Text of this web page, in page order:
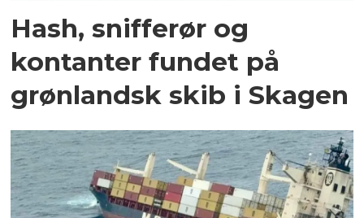
Hash, snifferør og
kontanter fundet på
grønlandsk skib i Skagen